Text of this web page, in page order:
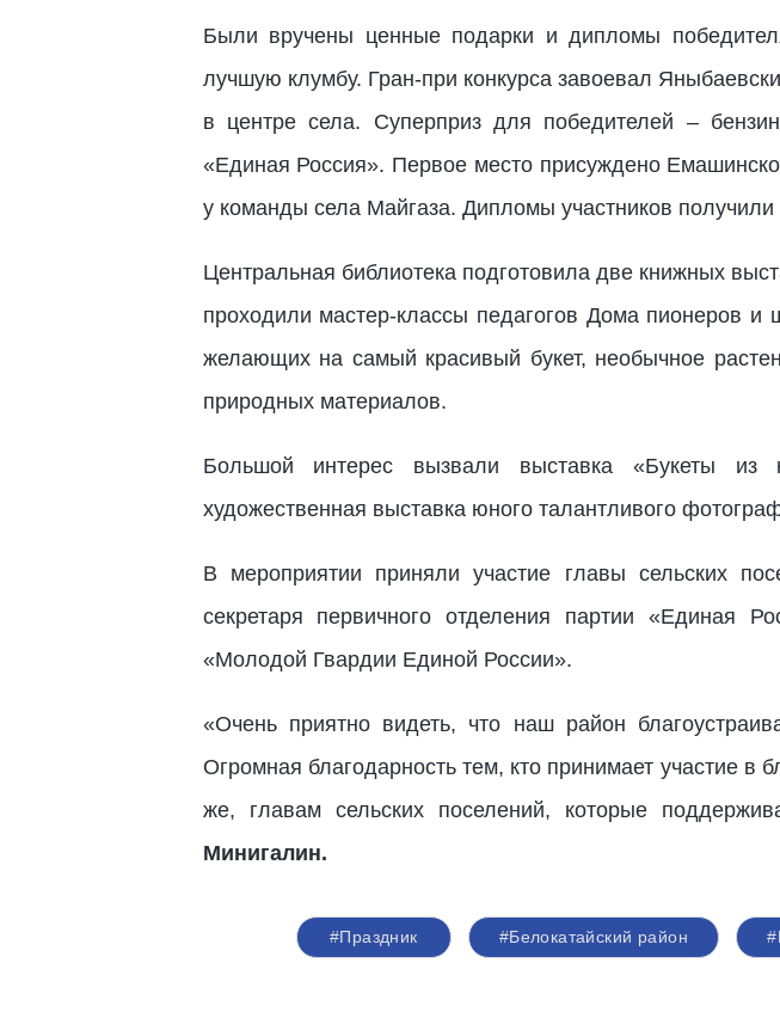
Были вручены ценные подарки и дипломы
лучшую клумбу. Гран-при конкурса завоевал
в центре села. Суперприз для победителей –
«Единая Россия». Первое место присуждено
у команды села Майгаза. Дипломы участников
Центральная библиотека подготовила две книжных
проходили мастер-классы педагогов Дома пионеров
желающих на самый красивый букет, необычное
природных материалов.
Большой интерес вызвали выставка «Букеты из
художественная выставка юного талантливого
В мероприятии приняли участие главы сельских
секретаря первичного отделения партии «Единая
«Молодой Гвардии Единой России».
«Очень приятно видеть, что наш район
Огромная благодарность тем, кто принимает участие в
же, главам сельских поселений, которые
Минигалин.
#Праздник #Белокатайский район